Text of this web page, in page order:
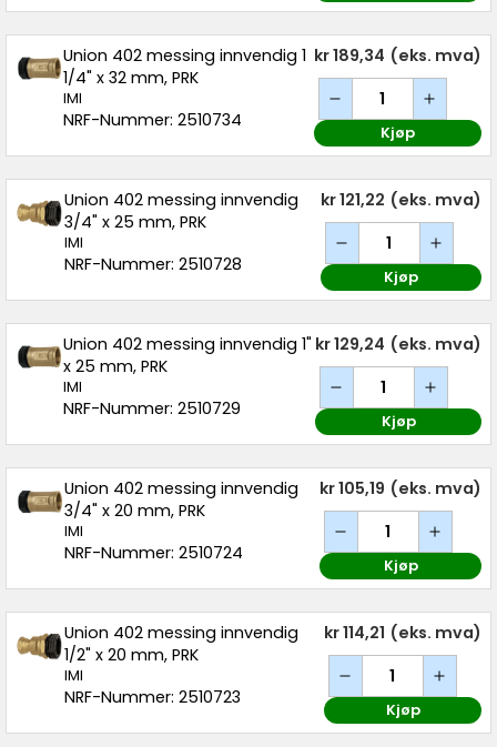
Union 402 messing innvendig 1
1/4" x 32 mm, PRK
IMI
NRF-Nummer: 2510734
kr 189,34 (eks. mva)
Kjøp
Union 402 messing innvendig
3/4" x 25 mm, PRK
IMI
NRF-Nummer: 2510728
kr 121,22 (eks. mva)
Kjøp
Union 402 messing innvendig 1"
x 25 mm, PRK
IMI
NRF-Nummer: 2510729
kr 129,24 (eks. mva)
Kjøp
Union 402 messing innvendig
3/4" x 20 mm, PRK
IMI
NRF-Nummer: 2510724
kr 105,19 (eks. mva)
Kjøp
Union 402 messing innvendig
1/2" x 20 mm, PRK
IMI
NRF-Nummer: 2510723
kr 114,21 (eks. mva)
Kjøp